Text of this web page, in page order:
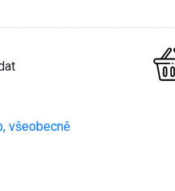
všeobecně